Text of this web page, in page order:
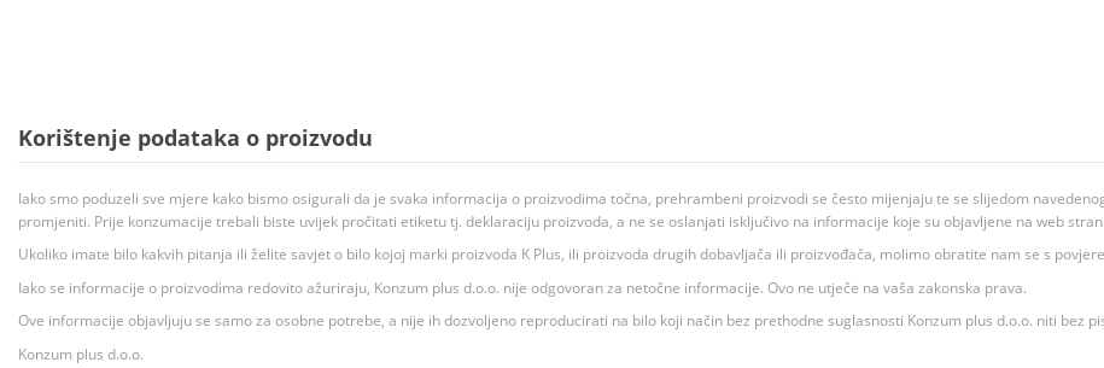
Korištenje podataka o proizvodu
Iako smo poduzeli sve mjere kako bismo osigurali da je svaka informacija o proizvodima točna, prehrambeni proizvodi se često mijenjaju te se slijedom
promjeniti. Prije konzumacije trebali biste uvijek pročitati etiketu tj. deklaraciju proizvoda, a ne se oslanjati isključivo na informacije koje su objavljene na web
Ukoliko imate bilo kakvih pitanja ili želite savjet o bilo kojoj marki proizvoda K Plus, ili proizvoda drugih dobavljača ili proizvođača, molimo obratite nam se s
Iako se informacije o proizvodima redovito ažuriraju, Konzum plus d.o.o. nije odgovoran za netočne informacije. Ovo ne utječe na vaša zakonska prava.
Ove informacije objavljuju se samo za osobne potrebe, a nije ih dozvoljeno reproducirati na bilo koji način bez prethodne suglasnosti Konzum plus d.o.o. niti bez
Konzum plus d.o.o.